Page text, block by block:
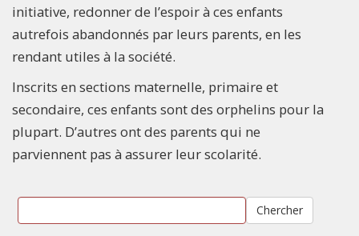
initiative, redonner de l’espoir à ces enfants
autrefois abandonnés par leurs parents, en les
rendant utiles à la société.
Inscrits en sections maternelle, primaire et
secondaire, ces enfants sont des orphelins pour la
plupart. D’autres ont des parents qui ne
parviennent pas à assurer leur scolarité.
Chercher